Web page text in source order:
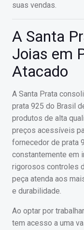
suas vendas.
A Santa
Joias em
Atacado
A Santa Prata
prata 925 do Brasil
produtos de alta
preços acessíveis
fornecedor de prata
constantemente em
rigorosos controles
peça atenda aos
e durabilidade.
Ao optar por
tem acesso a uma